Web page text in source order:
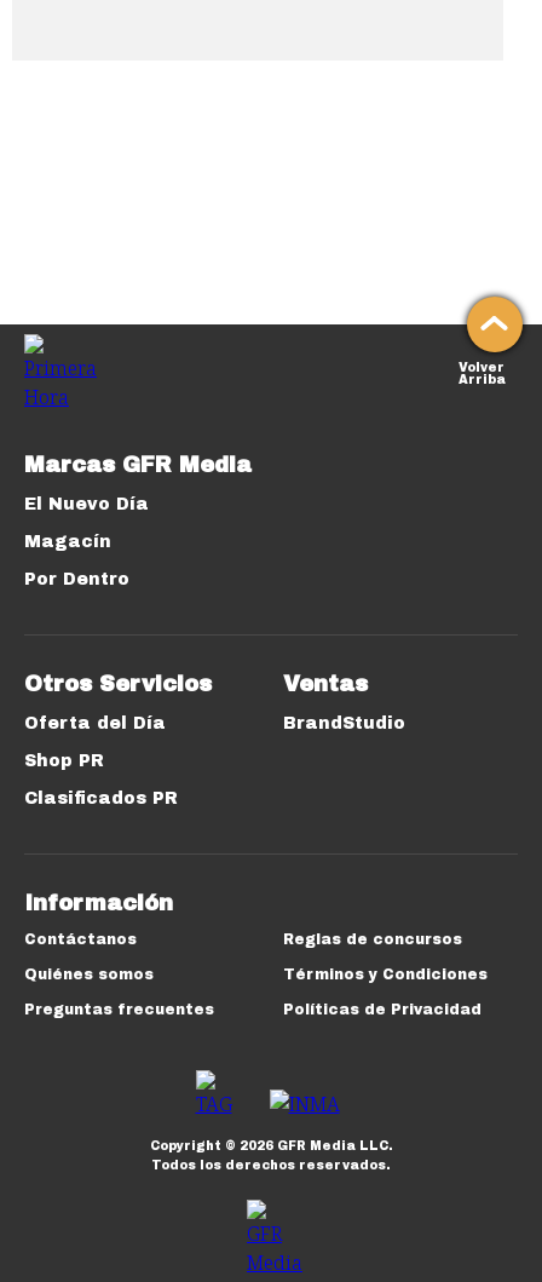
Volver
Arriba
Marcas GFR Media
El Nuevo Día
Magacín
Por Dentro
Otros Servicios
Oferta del Día
Shop PR
Clasificados PR
Ventas
BrandStudio
Información
Contáctanos
Quiénes somos
Preguntas frecuentes
Reglas de concursos
Términos y Condiciones
Políticas de Privacidad
Copyright © 2026GFR Media LLC.
Todos los derechos reservados.